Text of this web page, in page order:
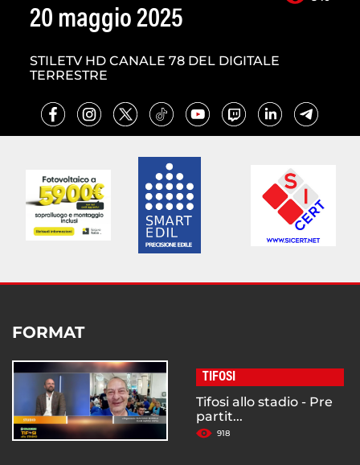
20 maggio 2025
STILETV HD CANALE 78 DEL DIGITALE
TERRESTRE
FORMAT
TIFOSI
Tifosi allo stadio - Pre
partit...
918